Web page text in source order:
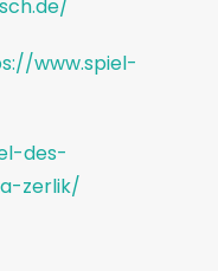
www.spiel-
des-
zerlik/